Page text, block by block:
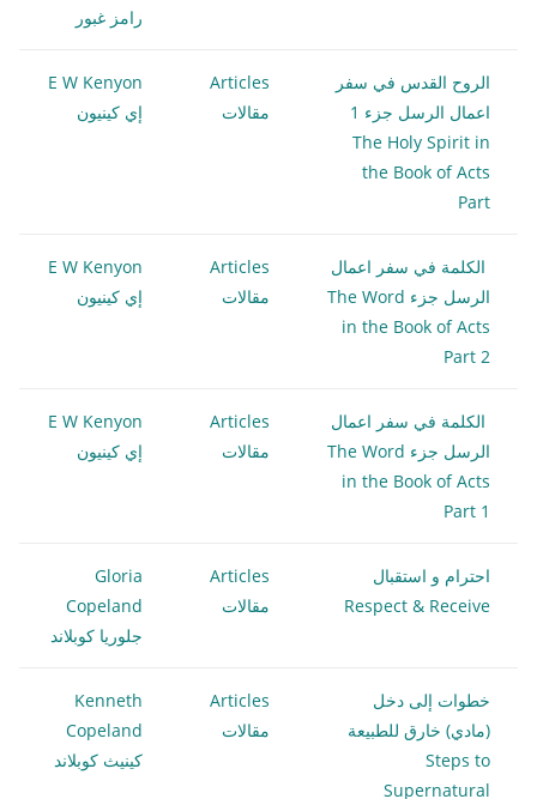
رامز غبور
الروح القدس في سفر
اعمال الرسل جزء 1
The Holy Spirit in
the Book of Acts
Part
Articles
مقالات
E W Kenyon
إي كينيون
الكلمة في سفر اعمال
الرسل جزء The Word
in the Book of Acts
Part 2
Articles
مقالات
E W Kenyon
إي كينيون
الكلمة في سفر اعمال
الرسل جزء The Word
in the Book of Acts
Part 1
Articles
مقالات
E W Kenyon
إي كينيون
احترام و استقبال
Respect & Receive
Articles
مقالات
Gloria
Copeland
جلوريا كوبلاند
خطوات إلى دخل
(مادي) خارق للطبيعة
Steps to
Supernatural
Articles
مقالات
Kenneth
Copeland
كينيث كوبلاند